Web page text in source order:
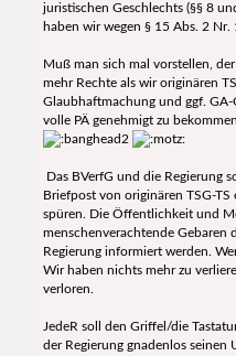
juristischen Geschlechts (§§ 8
haben wir wegen § 15 Abs. 2
Muß man sich mal vorstellen,
mehr Rechte als wir originären
Glaubhaftmachung und ggf.
volle PÄ genehmigt zu
Das BVerfG und die Regierung
Briefpost von originären TSG-
spüren. Die Öffentlichkeit und
menschenverachtende Gebaren
Regierung informiert werden.
Wir haben nichts mehr zu
verloren.
JedeR soll den Griffel/die
der Regierung gnadenlos seinen